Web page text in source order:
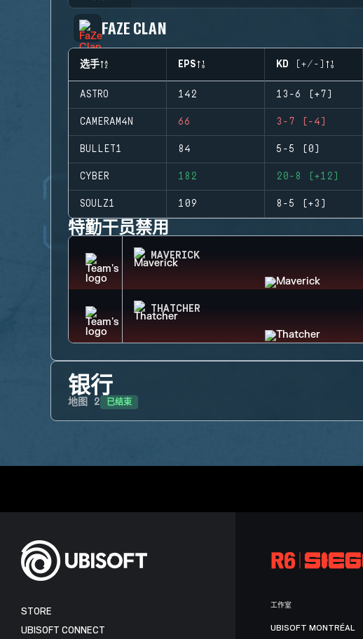
FAZE CLAN
选手 EPS KD (+/-)
ASTRO 142 13-6 (+7)
CAMERAM4N 66 3-7 (-4)
BULLET1 84 5-5 (0)
CYBER 182 20-8 (+12)
SOULZ1 109 8-5 (+3)
特勤干员禁用
MAVERICK
THATCHER
银行
地图 2 已结束
STORE
UBISOFT CONNECT
工作室
UBISOFT MONTRÉAL